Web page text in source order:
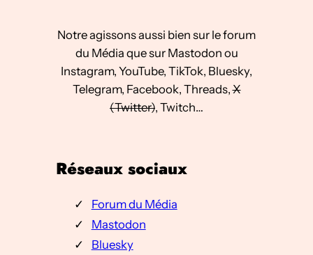
Notre agissons aussi bien sur le forum
du Média que sur Mastodon ou
Instagram, YouTube, TikTok, Bluesky,
Telegram, Facebook, Threads,X
(Twitter), Twitch…
Réseaux sociaux
Forum du Média
Mastodon
Bluesky